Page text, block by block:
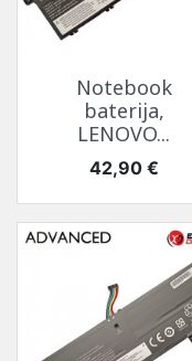
Notebook
baterija,
LENOVO...
Kaina
42,90 €